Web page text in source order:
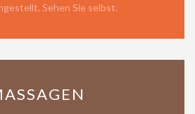
Sehen Sie selbst.